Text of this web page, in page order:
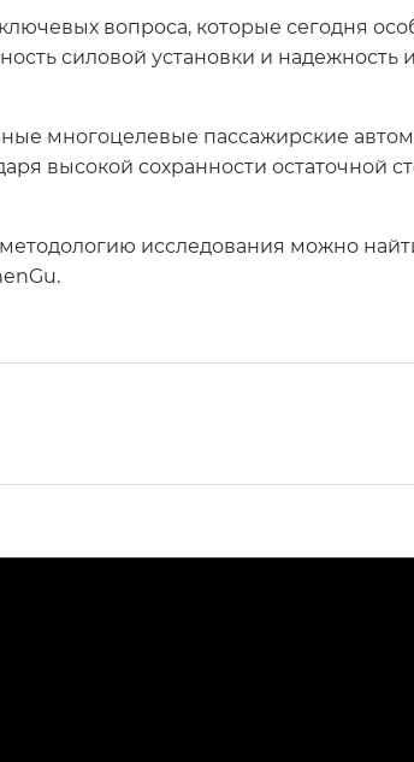
вопроса, которые сегодня
силовой установки и надежность
многоцелевые пассажирские
высокой сохранности остаточной
исследования можно
— EX PREMIUM